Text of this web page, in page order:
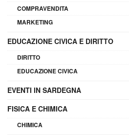
COMPRAVENDITA
MARKETING
EDUCAZIONE CIVICA E DIRITTO
DIRITTO
EDUCAZIONE CIVICA
EVENTI IN SARDEGNA
FISICA E CHIMICA
CHIMICA